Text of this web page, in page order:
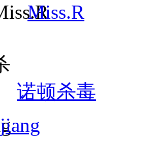
Miss.R
诺顿杀毒
jiang